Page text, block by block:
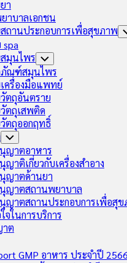
า
าบาลเอกชน
ถานประกอบการเพื่อสุขภาพ
spa
มุนไพร Toggle
Child
Menu
ณฑ์สมุนไพร
ครื่องมือแพทย์
ตถุอันตราย
ตถุเสพติด
ตถุออกฤทธิ์
Toggle
Child
Menu
ญาตอาหาร
าติเกี่ยวกับเครื่องสำอาง
ญาตด้านยา
ญาตสถานพยาบาล
ญาตสถานประกอบการเพื่อสุ
ในการบริการ
ต
GMP อาหาร ประจำปี 2566